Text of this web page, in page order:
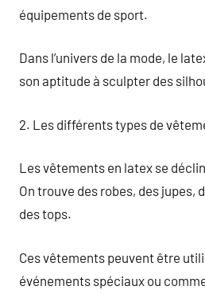
équipements de sport.
Dans l’univers de la mode, le
son aptitude à sculpter des
2. Les différents types de
Les vêtements en latex se
On trouve des robes, des jupes,
des tops.
Ces vêtements peuvent être
événements spéciaux ou